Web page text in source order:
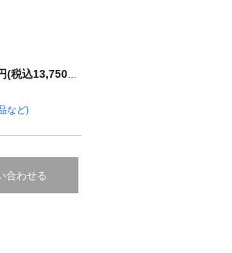
12,500円(税込13,750円)
など)
合わせる